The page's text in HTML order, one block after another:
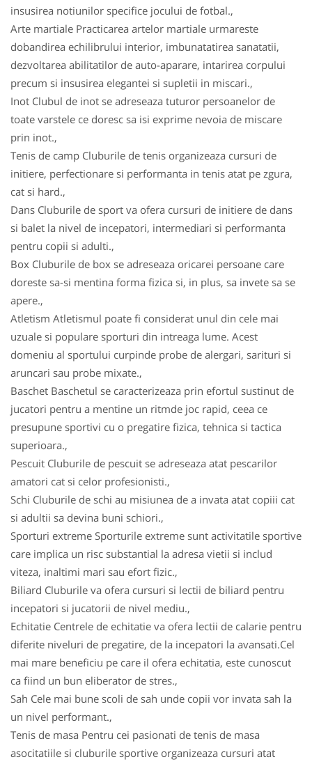
insusirea notiunilor specifice jocului de fotbal.,
Arte martiale Practicarea artelor martiale urmareste
dobandirea echilibrului interior, imbunatatirea sanatatii,
dezvoltarea abilitatilor de auto-aparare, intarirea corpului
precum si insusirea elegantei si supletii in miscari.,
Inot Clubul de inot se adreseaza tuturor persoanelor de
toate varstele ce doresc sa isi exprime nevoia de miscare
prin inot.,
Tenis de camp Cluburile de tenis organizeaza cursuri de
initiere, perfectionare si performanta in tenis atat pe zgura,
cat si hard.,
Dans Cluburile de sport va ofera cursuri de initiere de dans
si balet la nivel de incepatori, intermediari si performanta
pentru copii si adulti.,
Box Cluburile de box se adreseaza oricarei persoane care
doreste sa-si mentina forma fizica si, in plus, sa invete sa se
apere.,
Atletism Atletismul poate fi considerat unul din cele mai
uzuale si populare sporturi din intreaga lume. Acest
domeniu al sportului curpinde probe de alergari, sarituri si
aruncari sau probe mixate.,
Baschet Baschetul se caracterizeaza prin efortul sustinut de
jucatori pentru a mentine un ritmde joc rapid, ceea ce
presupune sportivi cu o pregatire fizica, tehnica si tactica
superioara.,
Pescuit Cluburile de pescuit se adreseaza atat pescarilor
amatori cat si celor profesionisti.,
Schi Cluburile de schi au misiunea de a invata atat copiii cat
si adultii sa devina buni schiori.,
Sporturi extreme Sporturile extreme sunt activitatile sportive
care implica un risc substantial la adresa vietii si includ
viteza, inaltimi mari sau efort fizic.,
Biliard Cluburile va ofera cursuri si lectii de biliard pentru
incepatori si jucatorii de nivel mediu.,
Echitatie Centrele de echitatie va ofera lectii de calarie pentru
diferite niveluri de pregatire, de la incepatori la avansati.Cel
mai mare beneficiu pe care il ofera echitatia, este cunoscut
ca fiind un bun eliberator de stres.,
Sah Cele mai bune scoli de sah unde copii vor invata sah la
un nivel performant.,
Tenis de masa Pentru cei pasionati de tenis de masa
asocitatiile si cluburile sportive organizeaza cursuri atat